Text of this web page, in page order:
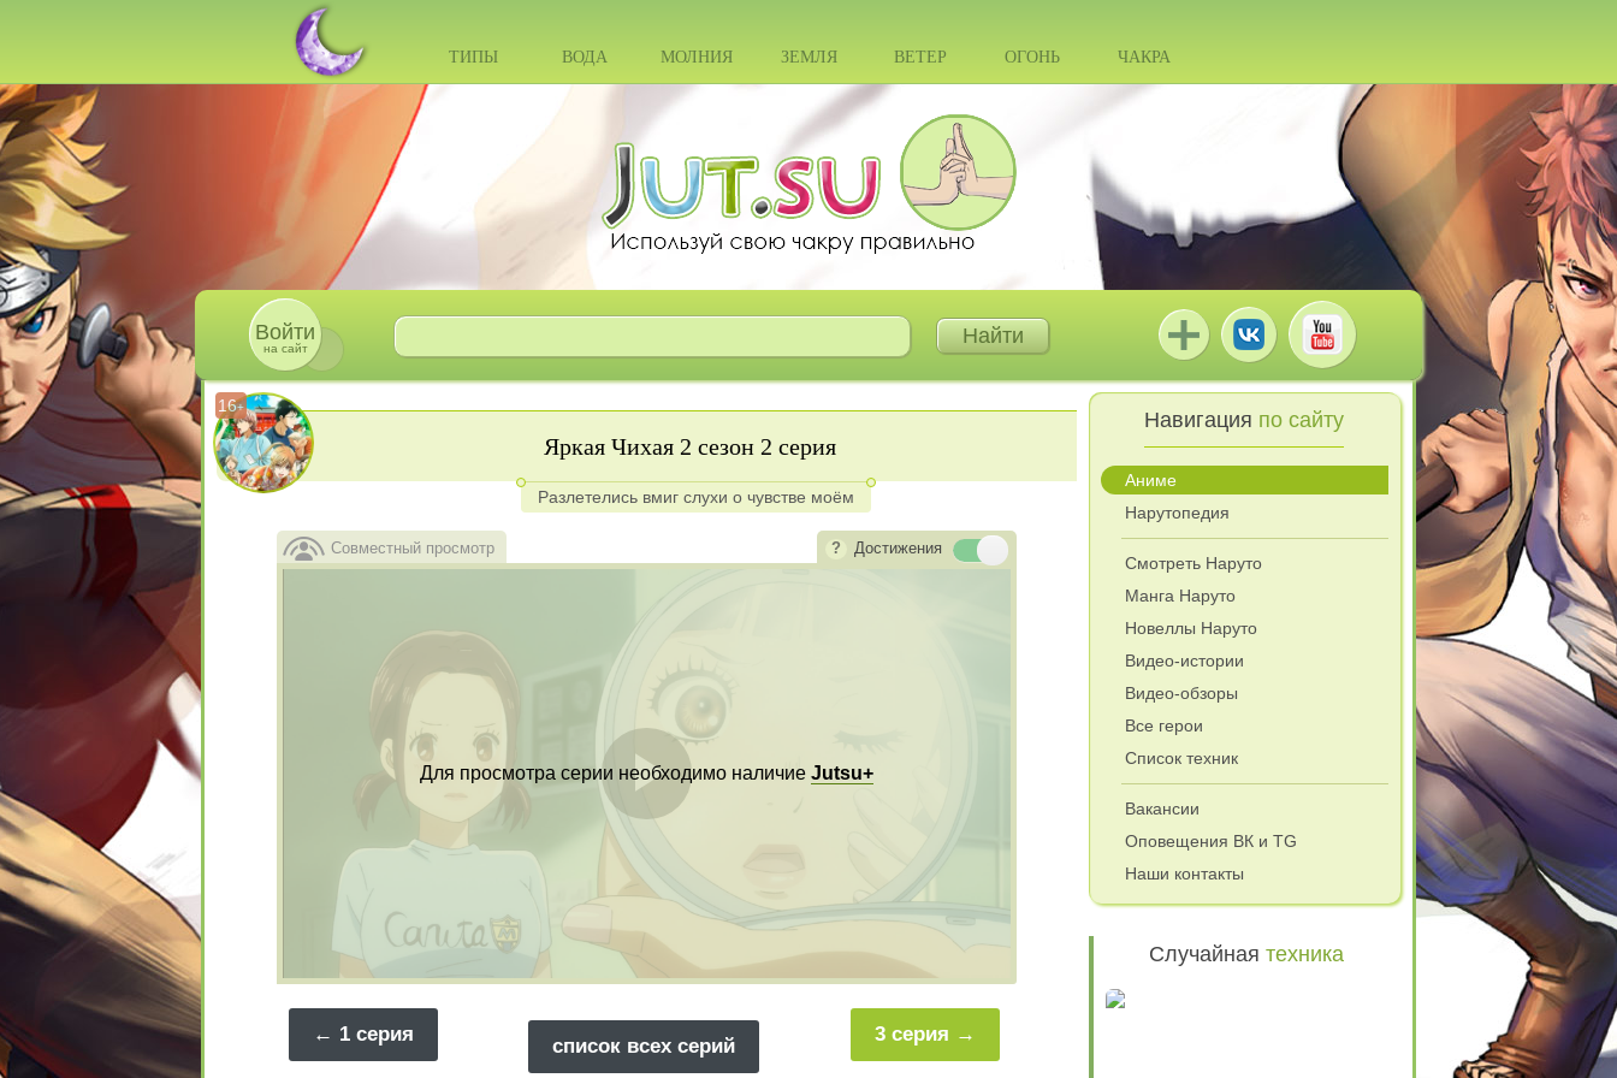
ТИПЫ ВОДА МОЛНИЯ ЗЕМЛЯ ВЕТЕР ОГОНЬ ЧАКРА
Войти
на сайт
16+
Яркая Чихая 2 сезон 2 серия
Разлетелись вмиг слухи о чувстве моём
Совместный просмотр Достижения
Для просмотра серии необходимо наличие Jutsu+
Воспроизвести
видео
3 серия
1 серия
список всех серий
Навигация по сайту
Аниме
Нарутопедия
Смотреть Наруто
Манга Наруто
Новеллы Наруто
Видео-истории
Видео-обзоры
Все герои
Список техник
Вакансии
Оповещения ВК и TG
Наши контакты
Случайнаятехника